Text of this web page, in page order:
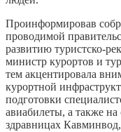
Проинформировав
проводимой
развитию туристско-
министр курортов и
тем акцентировала
курортной
подготовки
авиабилеты, а также
здравницах